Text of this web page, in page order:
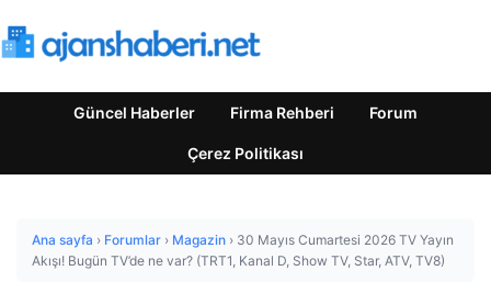
Güncel Haberler Firma Rehberi Forum
Çerez Politikası
Ana sayfa › Forumlar › Magazin › 30 Mayıs Cumartesi 2026 TV Yayın
Akışı! Bugün TV’de ne var? (TRT1, Kanal D, Show TV, Star, ATV, TV8)